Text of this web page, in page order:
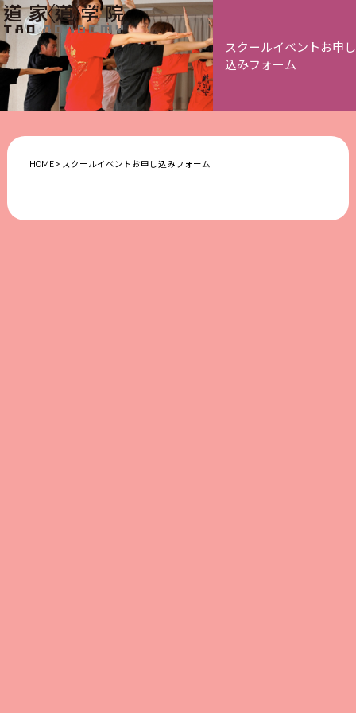
スクールイベントお申し
込みフォーム
HOME> スクールイベントお申し込みフォーム